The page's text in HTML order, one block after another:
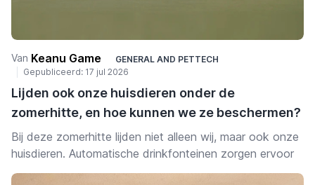
Van Keanu Game GENERAL AND PETTECH
Gepubliceerd: 17 jul 2026
Lijden ook onze huisdieren onder de
zomerhitte, en hoe kunnen we ze beschermen?
Bij deze zomerhitte lijden niet alleen wij, maar ook onze
huisdieren. Automatische drinkfonteinen zorgen ervoor
dat hond en kat gehydrateerd blijven, ook als de